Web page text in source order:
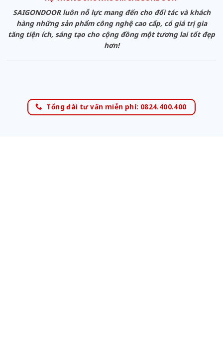
SAIGONDOOR luôn nỗ lực mang đến cho đối tác và khách
hàng những sản phẩm công nghệ cao cấp, có giá trị gia
tăng tiện ích, sáng tạo cho cộng đồng một tương lai tốt đẹp
hơn!
Tổng đài tư vấn miễn phí: 0824.400.400